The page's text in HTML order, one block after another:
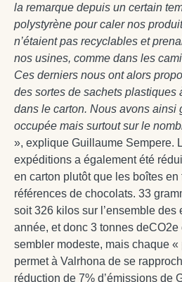
la remarque depuis un certain
polystyrène pour caler nos
n’étaient pas recyclables et
nos usines, comme dans les
Ces derniers nous ont alors
des sortes de sachets plastiques
dans le carton. Nous avons ainsi
occupée mais surtout sur le
», explique Guillaume Sempere.
expéditions a également été
en carton plutôt que les boîtes en
références de chocolats. 33
soit 326 kilos sur l’ensemble des
année, et donc 3 tonnes
sembler modeste, mais chaque
permet à Valrhona de se
réduction de 7% d’émissions de